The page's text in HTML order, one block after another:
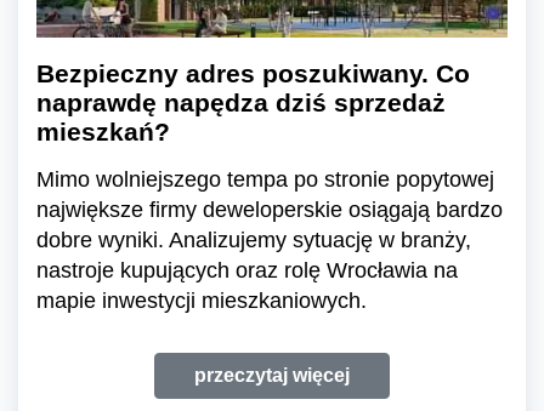
Bezpieczny adres poszukiwany. Co
naprawdę napędza dziś sprzedaż
mieszkań?
Mimo wolniejszego tempa po stronie popytowej
największe firmy deweloperskie osiągają bardzo
dobre wyniki. Analizujemy sytuację w branży,
nastroje kupujących oraz rolę Wrocławia na
mapie inwestycji mieszkaniowych.
przeczytaj więcej